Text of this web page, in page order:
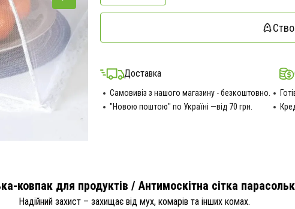
Доставка
Самовивіз з нашого магазину - безкоштовно.
"Новою поштою" по Україні —від 70 грн.
ковпак для продуктів / Антимоскітна сітка
Надійний захист – захищає від мух, комарів та інших комах.